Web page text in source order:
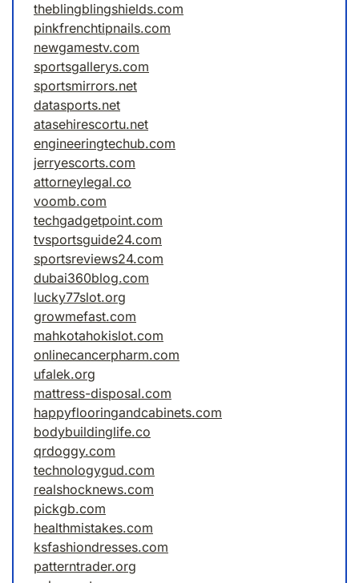
theblingblingshields.com
pinkfrenchtipnails.com
newgamestv.com
sportsgallerys.com
sportsmirrors.net
datasports.net
atasehirescortu.net
engineeringtechub.com
jerryescorts.com
attorneylegal.co
voomb.com
techgadgetpoint.com
tvsportsguide24.com
sportsreviews24.com
dubai360blog.com
lucky77slot.org
growmefast.com
mahkotahokislot.com
onlinecancerpharm.com
ufalek.org
mattress-disposal.com
happyflooringandcabinets.com
bodybuildinglife.co
qrdoggy.com
technologygud.com
realshocknews.com
pickgb.com
healthmistakes.com
ksfashiondresses.com
patterntrader.org